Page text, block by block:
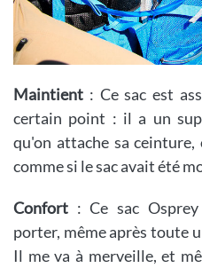
Maintient : Ce sac est
certain point : il a un
qu'on attache sa
comme si le sac avait été
Confort : Ce sac
porter, même après toute
Il me va à merveille, et